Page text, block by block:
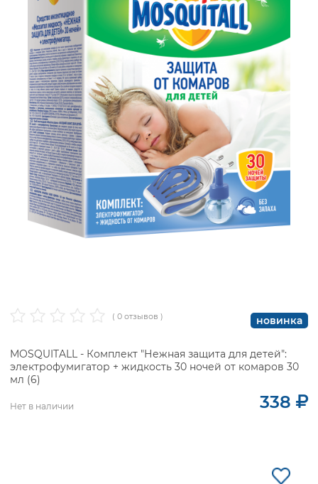
( 0 отзывов ) новинка
MOSQUITALL - Комплект "Нежная защита для детей":
электрофумигатор + жидкость 30 ночей от комаров 30
мл (6)
Нет в наличии 338